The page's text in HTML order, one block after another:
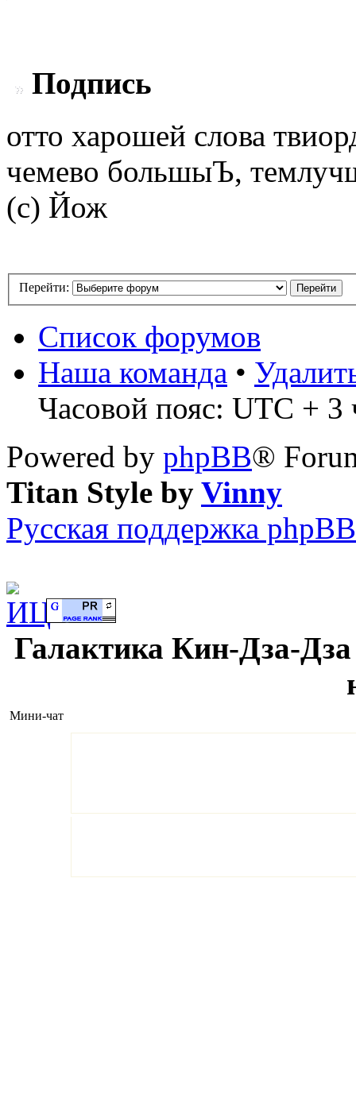
Подпись
отто харошей слова
чемево большыЪ,
(с) Йож
Перейти:
Список форумов
Наша команда •
Часовой пояс: UTC + 3
Powered by phpBB®
Titan Style by Vinny
Русская поддержка phpBB
Галактика Кин-Дза-Дза
Мини-чат